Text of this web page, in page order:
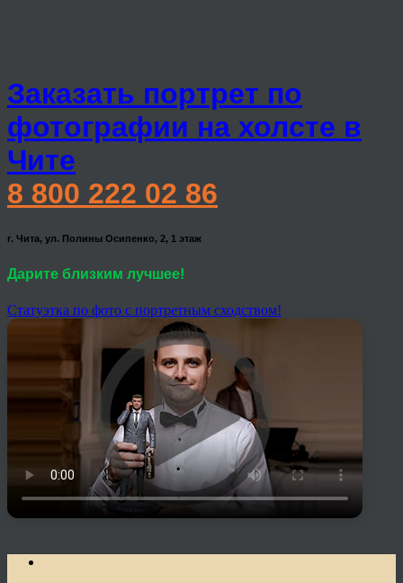
Заказать портрет по
фотографии на холсте в
Чите
8 800 222 02 86
г. Чита, ул. Полины Осипенко, 2, 1 этаж
Дарите близким лучшее!
Статуэтка по фото с портретным сходством!